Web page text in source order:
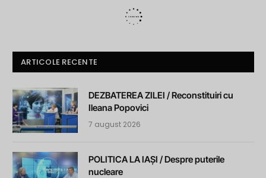
ARTICOLE RECENTE
DEZBATEREA ZILEI / Reconstituiri cu
Ileana Popovici
7 august 2026
POLITICA LA IAȘI / Despre puterile
nucleare